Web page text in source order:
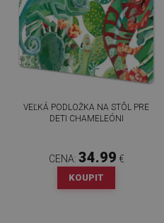
VEĽKÁ PODLOŽKA NA STÔL PRE
DETI CHAMELEÓNI
CENA: 34.99 €
KOUPIT